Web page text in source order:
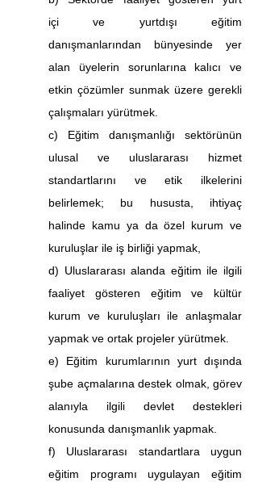
içi ve yurtdışı eğitim
danışmanlarından bünyesinde yer
alan üyelerin sorunlarına kalıcı ve
etkin çözümler sunmak üzere gerekli
çalışmaları yürütmek.
c) Eğitim danışmanlığı sektörünün
ulusal ve uluslararası hizmet
standartlarını ve etik ilkelerini
belirlemek; bu hususta, ihtiyaç
halinde kamu ya da özel kurum ve
kuruluşlar ile iş birliği yapmak,
d) Uluslararası alanda eğitim ile ilgili
faaliyet gösteren eğitim ve kültür
kurum ve kuruluşları ile anlaşmalar
yapmak ve ortak projeler yürütmek.
e) Eğitim kurumlarının yurt dışında
şube açmalarına destek olmak, görev
alanıyla ilgili devlet destekleri
konusunda danışmanlık yapmak.
f) Uluslararası standartlara uygun
eğitim programı uygulayan eğitim